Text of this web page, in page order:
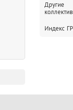
Другие
Индекс